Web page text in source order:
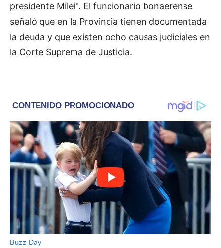
presidente Milei". El funcionario bonaerense
señaló que en la Provincia tienen documentada
la deuda y que existen ocho causas judiciales en
la Corte Suprema de Justicia.